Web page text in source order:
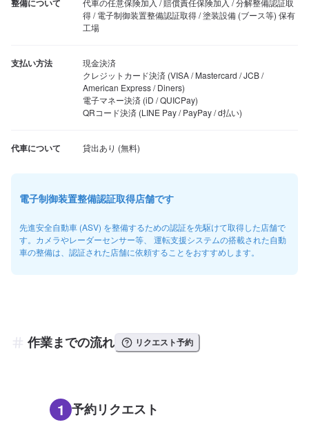
整備について
代車の任意保険加入 / 賠償責任保険加入 / 分解整備認証取
得 / 電子制御装置整備認証取得 / 塗装設備 (ブース等) 保有
工場
支払い方法
現金決済
クレジットカード決済 (VISA / Mastercard / JCB /
American Express / Diners)
電子マネー決済 (iD / QUICPay)
QRコード決済 (LINE Pay / PayPay / d払い)
代車について
電子制御装置整備認証取得店舗です
先進安全自動車 (ASV) を整備するための認証を先駆けて取得した店舗で
す。カメラやレーダーセンサー等、 運転支援システムの搭載された自動
車の整備は、認証された店舗に依頼することをおすすめします。
作業までの流れ リクエスト予約
1 予約リクエスト